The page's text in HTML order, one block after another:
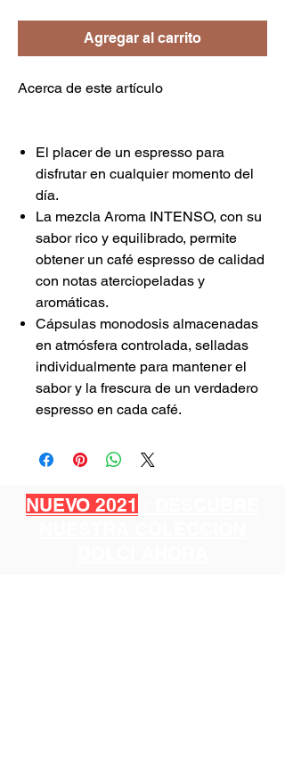
Agregar al carrito
Acerca de este artículo
El placer de un espresso para
disfrutar en cualquier momento del
día.
La mezcla Aroma INTENSO, con su
sabor rico y equilibrado, permite
obtener un café espresso de calidad
con notas aterciopeladas y
aromáticas.
Cápsulas monodosis almacenadas
en atmósfera controlada, selladas
individualmente para mantener el
sabor y la frescura de un verdadero
espresso en cada café.
NUEVO 2021